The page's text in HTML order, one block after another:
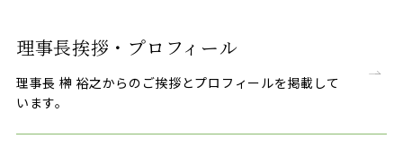
理事長挨拶・プロフィール
理事長 榊󠄀 裕之からのご挨拶とプロフィールを掲載して
います。